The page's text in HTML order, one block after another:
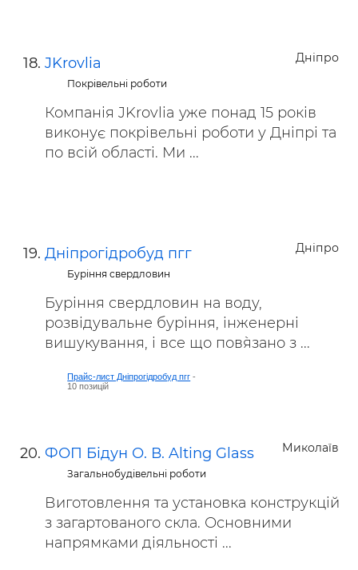
Дніпро
JKrovlia
Покрівельні роботи
Компанія JKrovlia уже понад 15 років
виконує покрівельні роботи у Дніпрі та
по всій області. Ми ...
Дніпро
Дніпрогідробуд пгг
Буріння свердловин
Буріння свердловин на воду,
розвідувальне буріння, інженерні
вишукування, і все що пов`язано з ...
Прайс-лист Дніпрогідробуд пгг -
10 позицій
Миколаїв
ФОП Бідун О. В. Alting Glass
Загальнобудівельні роботи
Виготовлення та установка конструкцій
з загартованого скла. Основними
напрямками діяльності ...